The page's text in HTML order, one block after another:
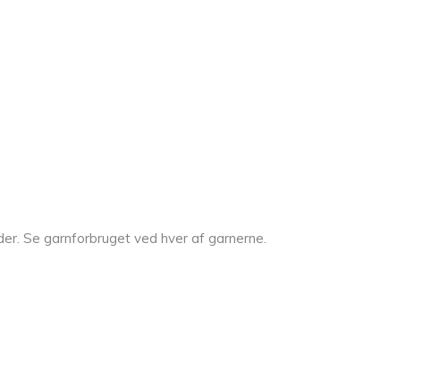
Se garnforbruget ved hver af garnerne.